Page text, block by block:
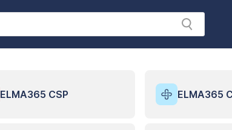
ELMA365 CSP ELMA365